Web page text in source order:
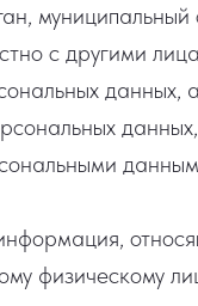
с другими
физическому